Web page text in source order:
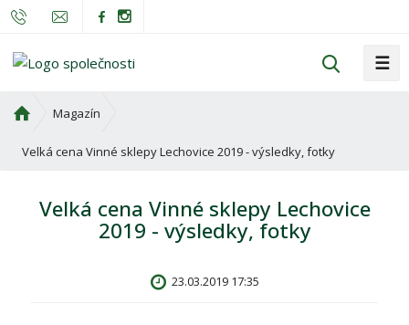
a
t
☰
o
Magazín
Velká cena Vinné sklepy Lechovice 2019 - výsledky, fotky
Velká cena Vinné sklepy Lechovice
2019 - výsledky, fotky
23.03.2019 17:35